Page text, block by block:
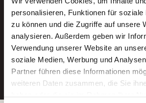
personalisieren, Funktionen für soziale
zu können und die Zugriffe auf unsere
analysieren. Außerdem geben wir
Verwendung unserer Website an
soziale Medien, Werbung und
Partner führen diese Informationen
weiteren Daten zusammen, die Sie
Neue Stellen per
Ein kostenloser Service
Jobs.
E-Mail-Adresse